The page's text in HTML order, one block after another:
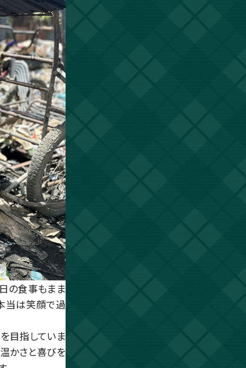
の食事もまま
当は笑顔で過
目指していま
かさと喜びを